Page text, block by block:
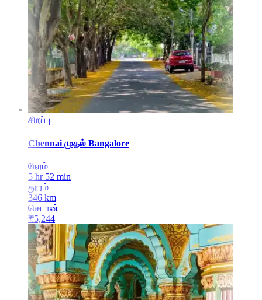
சிறப்பு
Chennai முதல் Bangalore
நேரம்
5 hr 52 min
தூரம்
346 km
செடான்
₹5,244